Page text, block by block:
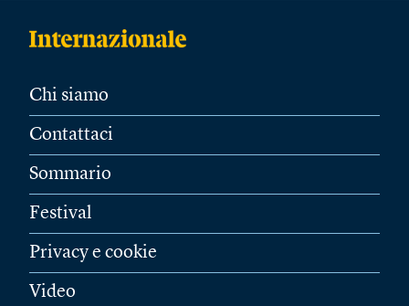
Chi siamo
Contattaci
Sommario
Festival
Privacy e cookie
Video